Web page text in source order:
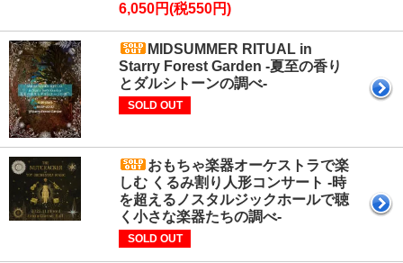
6,050円(税550円)
MIDSUMMER RITUAL in
Starry Forest Garden -夏至の香り
とダルシトーンの調べ-
SOLD OUT
おもちゃ楽器オーケストラで楽
しむ くるみ割り人形コンサート -時
を超えるノスタルジックホールで聴
く小さな楽器たちの調べ-
SOLD OUT